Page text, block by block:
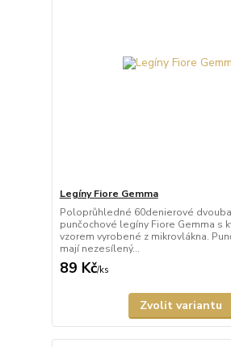
Legíny Fiore Gemma
Poloprůhledné 60denierové
punčochové legíny Fiore Gemma s
vzorem vyrobené z mikrovlákna.
mají nezesílený...
89 Kč/ks
Zvolit variantu